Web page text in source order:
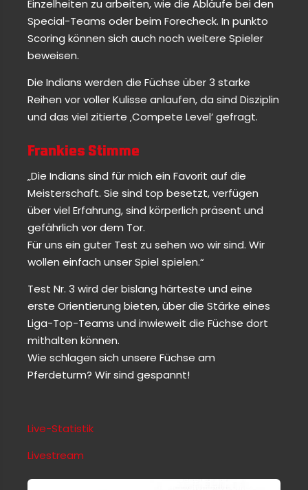
Einzelheiten zu arbeiten, wie die Abläufe bei den
Special-Teams oder beim Forecheck. In punkto
Scoring können sich auch noch weitere Spieler
beweisen.
Die Indians werden die Füchse über 3 starke
Reihen vor voller Kulisse anlaufen, da sind Disziplin
und das viel zitierte ‚Compete Level‘ gefragt.
Frankies Stimme
„Die Indians sind für mich ein Favorit auf die
Meisterschaft. Sie sind top besetzt, verfügen
über viel Erfahrung, sind körperlich präsent und
gefährlich vor dem Tor.
Für uns ein guter Test zu sehen wo wir sind. Wir
wollen einfach unser Spiel spielen.“
Test Nr. 3 wird der bislang härteste und eine
erste Orientierung bieten, über die Stärke eines
Liga-Top-Teams und inwieweit die Füchse dort
mithalten können.
Wie schlagen sich unsere Füchse am
Pferdeturm? Wir sind gespannt!
Live-Statistik
Livestream